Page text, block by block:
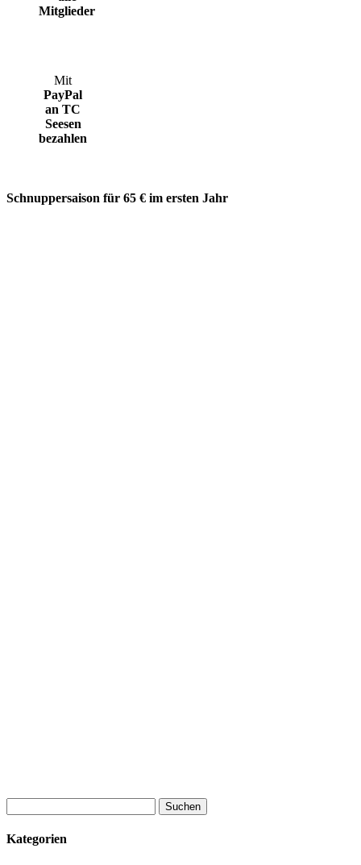
Mitglieder
Mit
PayPal
an TC
Seesen
bezahlen
Schnuppersaison für 65 € im ersten Jahr
nach:
Kategorien